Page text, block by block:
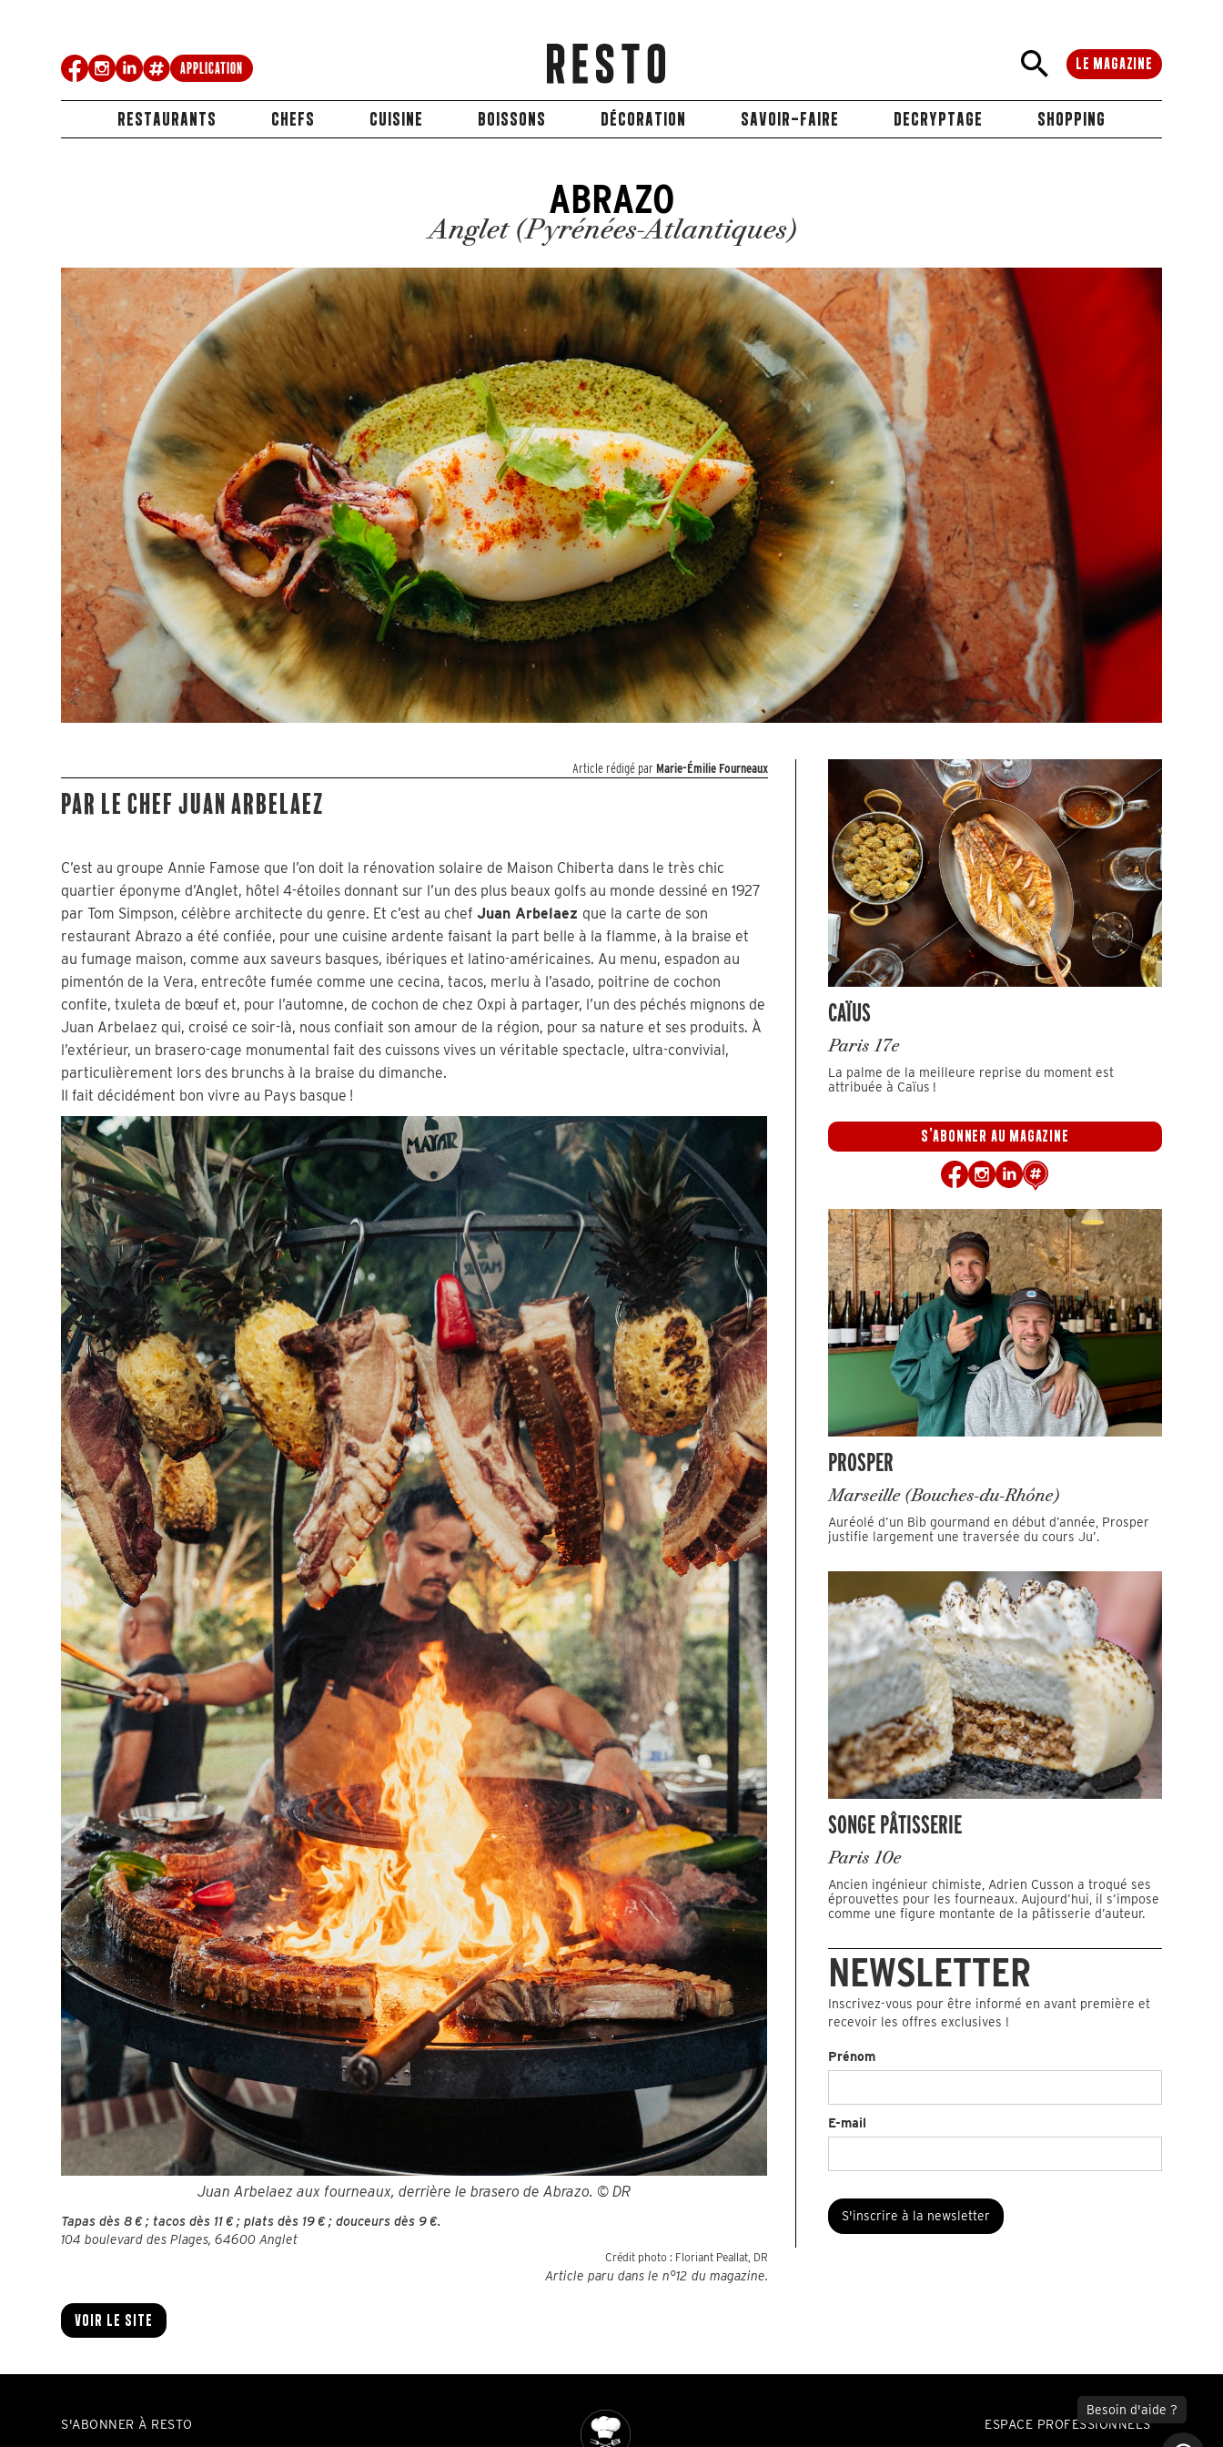
Application LE MAGAZINE
RESTAURANTS CHEFS CUISINE BOISSONS DÉCORATION SAVOIR-FAIRE DECRYPTAGE SHOPPING
ABRAZO
Anglet (Pyrénées-Atlantiques)
Article rédigé par Marie-Émilie Fourneaux
Par le chef Juan Arbelaez
C’est au groupe Annie Famose que l’on doit la rénovation solaire de Maison Chiberta dans le très chic
quartier éponyme d’Anglet, hôtel 4-étoiles donnant sur l’un des plus beaux golfs au monde dessiné en 1927
par Tom Simpson, célèbre architecte du genre. Et c’est au chefJuan Arbelaez que la carte de son
restaurant Abrazo a été confiée, pour une cuisine ardente faisant la part belle à la flamme, à la braise et
au fumage maison, comme aux saveurs basques, ibériques et latino-américaines. Au menu, espadon au
pimentón de la Vera, entrecôte fumée comme une cecina, tacos, merlu à l’asado, poitrine de cochon
confite, txuleta de bœuf et, pour l’automne, de cochon de chez Oxpi à partager, l’un des péchés mignons de
Juan Arbelaez qui, croisé ce soir-là, nous confiait son amour de la région, pour sa nature et ses produits. À
l’extérieur, un brasero-cage monumental fait des cuissons vives un véritable spectacle, ultra-convivial,
particulièrement lors des brunchs à la braise du dimanche.
Il fait décidément bon vivre au Pays basque !
Juan Arbelaez aux fourneaux, derrière le brasero de Abrazo. © DR
Tapas dès 8 € ; tacos dès 11 € ; plats dès 19 € ; douceurs dès 9 €.
104 boulevard des Plages, 64600 Anglet
Crédit photo : Floriant Peallat, DR
Article paru dans le n°12 du magazine.
Voir le site
CAÏUS
Paris 17e
La palme de la meilleure reprise du moment est
attribuée à Caïus !
S'ABONNER AU MAGAZINE
PROSPER
Marseille (Bouches-du-Rhône)
Auréolé d’un Bib gourmand en début d’année, Prosper
justifie largement une traversée du cours Ju’.
SONGE PÂTISSERIE
Paris 10e
Ancien ingénieur chimiste, Adrien Cusson a troqué ses
éprouvettes pour les fourneaux. Aujourd’hui, il s’impose
comme une figure montante de la pâtisserie d’auteur.
NEWSLETTER
Inscrivez-vous pour être informé en avant première et
recevoir les offres exclusives !
Prénom
E-mail
S'ABONNER À RESTO ESPACE PROFESSIONNELS